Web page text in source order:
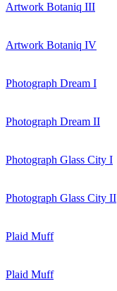
Artwork Botaniq III
Artwork Botaniq IV
Photograph Dream I
Photograph Dream II
Photograph Glass City I
Photograph Glass City II
Plaid Muff
Plaid Muff